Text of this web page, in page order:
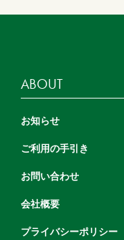
ABOUT
お知らせ
ご利用の手引き
お問い合わせ
会社概要
プライバシーポリシー